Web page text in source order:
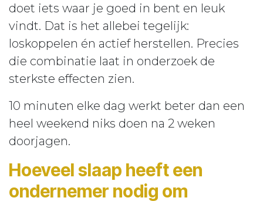
doet iets waar je goed in bent en leuk
vindt. Dat is het allebei tegelijk:
loskoppelen én actief herstellen. Precies
die combinatie laat in onderzoek de
sterkste effecten zien.
10 minuten elke dag werkt beter dan een
heel weekend niks doen na 2 weken
doorjagen.
Hoeveel slaap heeft een
ondernemer nodig om